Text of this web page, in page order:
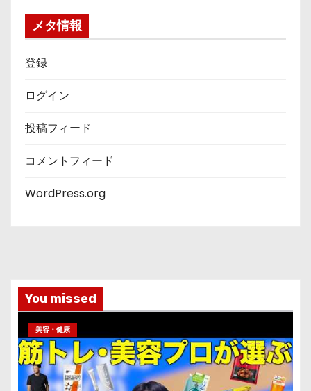
メタ情報
登録
ログイン
投稿フィード
コメントフィード
WordPress.org
You missed
美容・健康